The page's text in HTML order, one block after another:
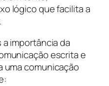
lógico que facilita a
importância da
escrita e
uma comunicação